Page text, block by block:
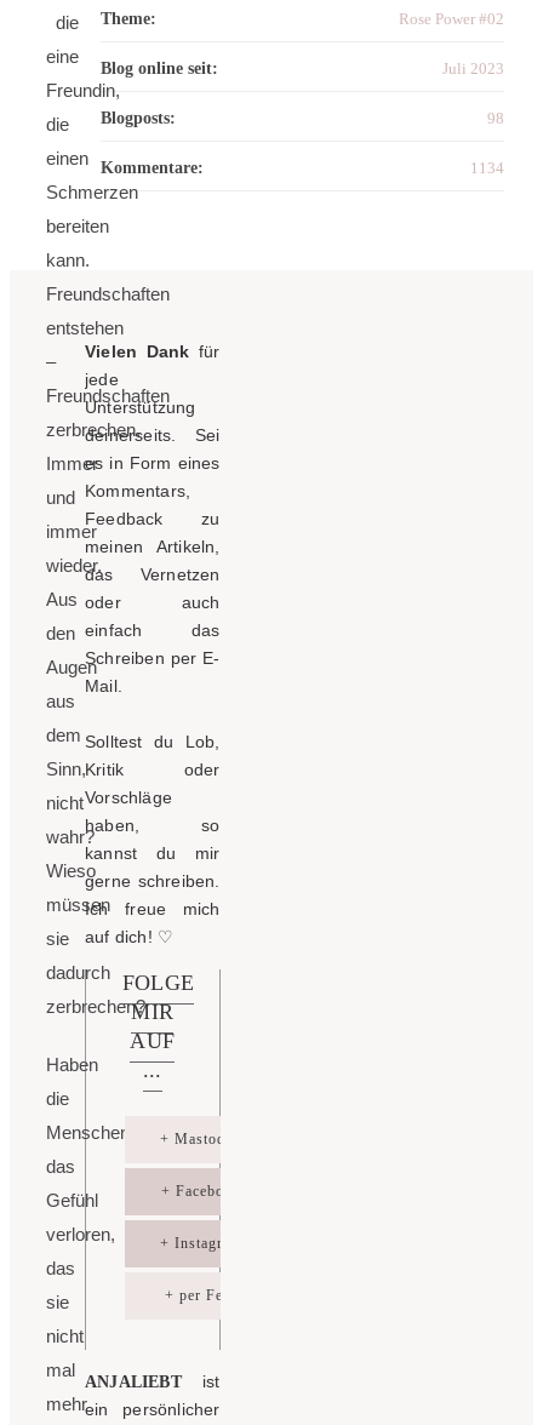
die
eine
Freundin,
die
einen
Schmerzen
bereiten
kann.
Freundschaften
entstehen
–
Freundschaften
zerbrechen.
Immer
und
immer
wieder.
Aus
den
Augen
aus
dem
Sinn,
nicht
wahr?
Wieso
müssen
sie
dadurch
zerbrechen?
Haben
die
Menschen
das
Gefühl
verloren,
das
sie
nicht
mal
mehr
Theme: Rose Power #02
Blog online seit: Juli 2023
Blogposts: 98
Kommentare: 1134
Vielen Dank für
jede
Unterstützung
deinerseits. Sei
es in Form eines
Kommentars,
Feedback zu
meinen Artikeln,
das Vernetzen
oder auch
einfach das
Schreiben per E-
Mail.
Solltest du Lob,
Kritik oder
Vorschläge
haben, so
kannst du mir
gerne schreiben.
Ich freue mich
auf dich! ♡
FOLGE
MIR
AUF
...
+ Mastodon
+ Facebook
+ Instagram
+ per Feed
ANJALIEBTist
ein persönlicher